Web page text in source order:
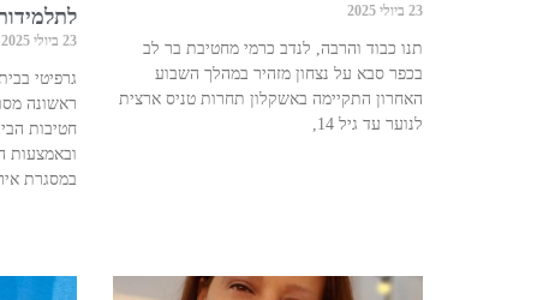
23 ביולי 2025
תנו כבוד והרבה, לנדב כרמי מחטיבת בר לב
בכפר סבא על נצחון מזהיר במהלך השבוע
האחרון התקיימה באשקלון תחרות טניס ארצית
לנוער עד גיל 14,
23 ביולי 2025
גרפיטי
ראשונה
חטיבות
ובאמצעות
במסגרת